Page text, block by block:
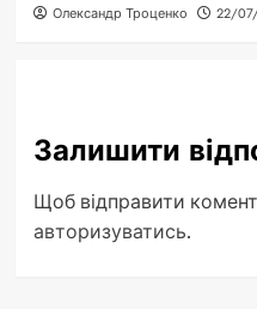
Олександр Троценко 22/
Залишити
Щоб відправити
авторизуватись.